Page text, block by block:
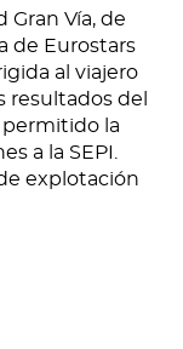
Gran Vía, de
de Eurostars
al viajero
resultados del
permitido la
a la SEPI.
explotación